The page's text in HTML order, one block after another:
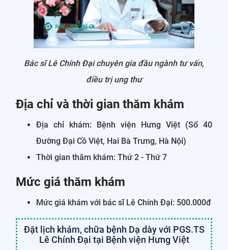
Bác sĩ Lê Chính Đại chuyên gia đầu ngành tư vấn,
điều trị ung thư
Địa chỉ và thời gian thăm khám
Địa chỉ khám: Bệnh viện Hưng Việt (Số 40
Đường Đại Cồ Việt, Hai Bà Trưng, Hà Nội)
Thời gian thăm khám: Thứ 2 - Thứ 7
Mức giá thăm khám
Mức giá khám với bác sĩ Lê Chính Đại: 500.000đ
Đặt lịch khám, chữa bệnh Dạ dày với PGS.TS
Lê Chính Đại tại Bệnh viện Hưng Việt